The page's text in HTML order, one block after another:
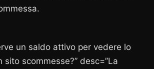
un saldo attivo per vedere lo
sito scommesse?” desc=”La